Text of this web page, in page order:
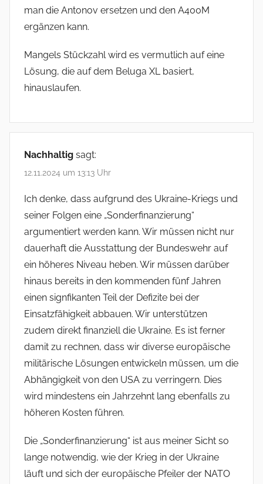
man die Antonov ersetzen und den A400M
ergänzen kann.
Mangels Stückzahl wird es vermutlich auf eine
Lösung, die auf dem Beluga XL basiert,
hinauslaufen.
Nachhaltig sagt:
12.11.2024 um 13:13 Uhr
Ich denke, dass aufgrund des Ukraine-Kriegs und
seiner Folgen eine „Sonderfinanzierung“
argumentiert werden kann. Wir müssen nicht nur
dauerhaft die Ausstattung der Bundeswehr auf
ein höheres Niveau heben. Wir müssen darüber
hinaus bereits in den kommenden fünf Jahren
einen signfikanten Teil der Defizite bei der
Einsatzfähigkeit abbauen. Wir unterstützen
zudem direkt finanziell die Ukraine. Es ist ferner
damit zu rechnen, dass wir diverse europäische
militärische Lösungen entwickeln müssen, um die
Abhängigkeit von den USA zu verringern. Dies
wird mindestens ein Jahrzehnt lang ebenfalls zu
höheren Kosten führen.
Die „Sonderfinanzierung“ ist aus meiner Sicht so
lange notwendig, wie der Krieg in der Ukraine
läuft und sich der europäische Pfeiler der NATO